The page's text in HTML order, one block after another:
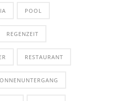
POOL
REGENZEIT
RESTAURANT